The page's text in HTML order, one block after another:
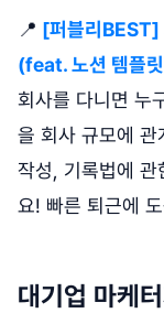
📍 [퍼블리BEST]
(feat. 노션 템플
회사를 다니면 누
을 회사 규모에 관
작성, 기록법에 관
요! 빠른 퇴근에
대기업 마케